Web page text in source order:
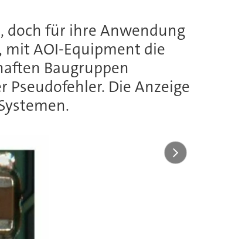
doch für ihre Anwendung
mit AOI-Equipment die
Baugruppen
Die Anzeige